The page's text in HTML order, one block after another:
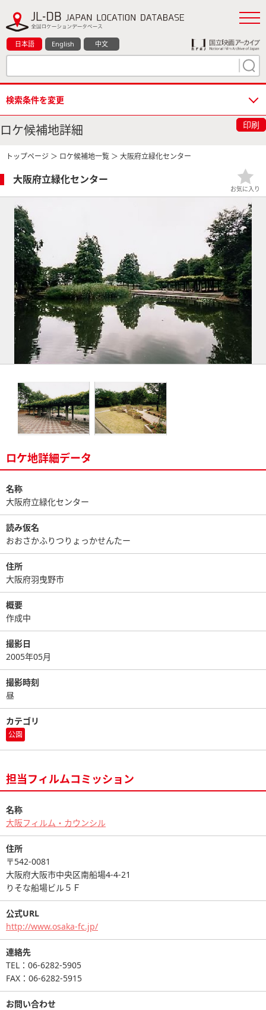
日本語 English 中文
検索条件を変更
ロケ候補地詳細 印刷
トップページ ＞ ロケ候補地一覧 ＞ 大阪府立緑化センター
大阪府立緑化センター
お気に入り
ロケ地詳細データ
名称
大阪府立緑化センター
読み仮名
おおさかふりつりょっかせんたー
住所
大阪府羽曳野市
概要
作成中
撮影日
2005年05月
撮影時刻
昼
カテゴリ
公園
担当フィルムコミッション
名称
大阪フィルム・カウンシル
住所
〒542-0081
大阪府大阪市中央区南船場4-4-21
りそな船場ビル５Ｆ
公式URL
http://www.osaka-fc.jp/
連絡先
TEL：06-6282-5905
FAX：06-6282-5915
お問い合わせ